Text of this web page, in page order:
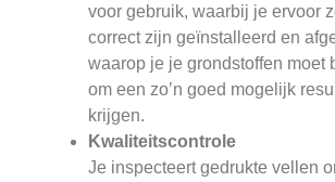
voor gebruik, waarbij je ervoor
correct zijn geïnstalleerd en
waarop je je grondstoffen moet
om een zo’n goed mogelijk
krijgen.
Kwaliteitscontrole
Je inspecteert gedrukte vellen